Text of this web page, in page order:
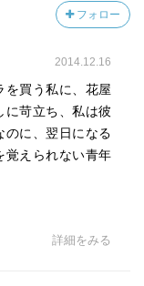
フォロー
2014.12.16
を買う私に、花屋
に苛立ち、私は彼
のに、翌日になる
覚えられない青年
詳細をみる